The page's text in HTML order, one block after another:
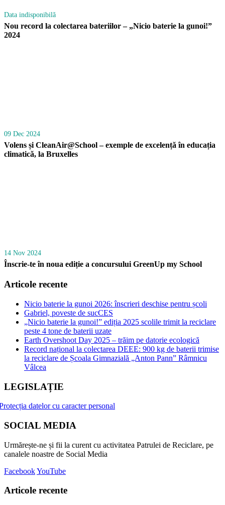
Data indisponibilă
Nou record la colectarea bateriilor – „Nicio baterie la gunoi!”
2024
09 Dec 2024
Volens și CleanAir@School – exemple de excelență în educația
climatică, la Bruxelles
14 Nov 2024
Înscrie-te în noua ediție a concursului GreenUp my School
Articole recente
Nicio baterie la gunoi 2026: înscrieri deschise pentru școli
Gabriel, poveste de sucCES
„Nicio baterie la gunoi!” ediția 2025 scolile trimit la reciclare
peste 4 tone de baterii uzate
Earth Overshoot Day 2025 – trăim pe datorie ecologică
Record național la colectarea DEEE: 900 kg de baterii trimise
la reciclare de Școala Gimnazială „Anton Pann” Râmnicu
Vâlcea
LEGISLAȚIE
datelor cu caracter personal
SOCIAL MEDIA
Urmărește-ne și fii la curent cu activitatea Patrulei de Reciclare, pe
canalele noastre de Social Media
FacebookYouTube
Articole recente